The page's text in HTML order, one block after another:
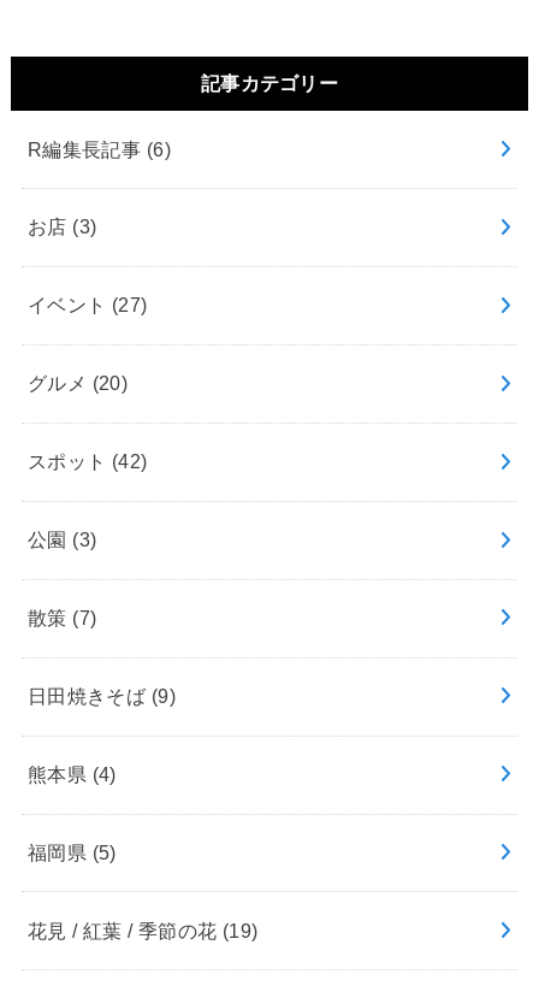
記事カテゴリー
R編集長記事 (6)
お店 (3)
イベント (27)
グルメ (20)
スポット (42)
公園 (3)
散策 (7)
日田焼きそば (9)
熊本県 (4)
福岡県 (5)
花見 / 紅葉 / 季節の花 (19)